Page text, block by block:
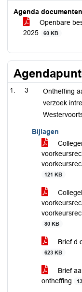
Agenda documenten
Openbare
2025
60 KB
3
Ontheffing
verzoek
Bijlagen
121 KB
80 KB
Brief
623 KB
Brief
ontheffing